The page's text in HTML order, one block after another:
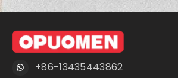
+86-13435443862